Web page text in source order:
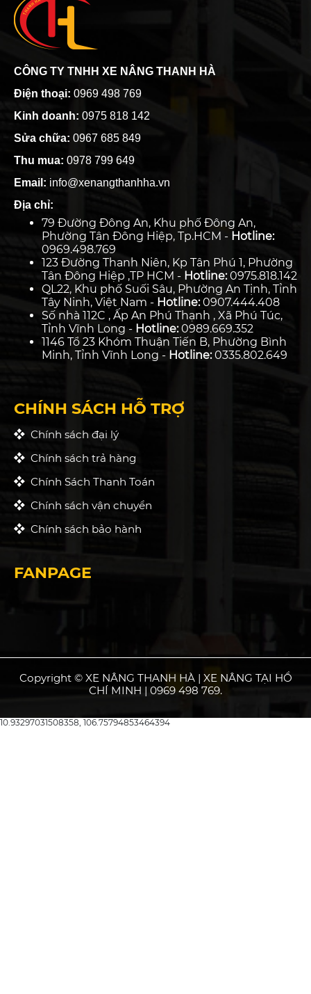
CÔNG TY TNHH XE NÂNG THANH HÀ
Điện thoại: 0969 498 769
Kinh doanh: 0975 818 142
Sửa chữa: 0967 685 849
Thu mua: 0978 799 649
Email: info@xenangthanhha.vn
Địa chỉ:
79 Đường Đông An, Khu phố Đông An,
Phường Tân Đông Hiệp, Tp.HCM - Hotline:
0969.498.769
123 Đường Thanh Niên, Kp Tân Phú 1, Phường
Tân Đông Hiệp ,TP HCM - Hotline:0975.818.142
QL22, Khu phố Suối Sâu, Phường An Tịnh, Tỉnh
Tây Ninh, Việt Nam - Hotline:0907.444.408
Số nhà 112C , Ấp An Phú Thạnh , Xã Phú Túc,
Tỉnh Vĩnh Long - Hotline:0989.669.352
1146 Tổ 23 Khóm Thuận Tiến B, Phường Bình
Minh, Tỉnh Vĩnh Long - Hotline:0335.802.649
CHÍNH SÁCH HỖ TRỢ
Chính sách đại lý
Chính sách trả hàng
Chính Sách Thanh Toán
Chính sách vận chuyển
Chính sách bảo hành
FANPAGE
Copyright © XE NÂNG THANH HÀ | XE NÂNG TẠI HỒ
CHÍ MINH | 0969 498 769.
10.93297031508358, 106.75794853464394